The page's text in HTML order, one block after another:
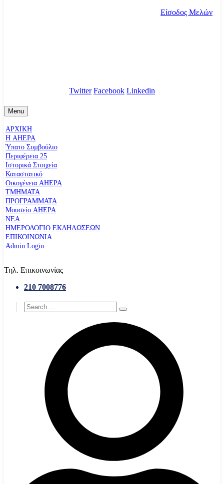
Είσοδος Μελών
Twitter Facebook Linkedin
Menu
ΑΡΧΙΚΗ
Η AHEPA
Ύπατο Συµβούλιο
Περιφέρεια 25
Ιστορικά Στοιχεία
Καταστατικό
Οικογένεια AHEPA
ΤΜΗΜΑΤΑ
ΠΡΟΓΡΑΜΜΑΤΑ
Μουσείο AHEPA
ΝΕΑ
ΗΜΕΡΟΛΟΓΙΟ ΕΚΔΗΛΩΣΕΩΝ
ΕΠΙΚΟΙΝΩΝΙΑ
Admin Login
Τηλ. Επικοινωνίας
210 7008776